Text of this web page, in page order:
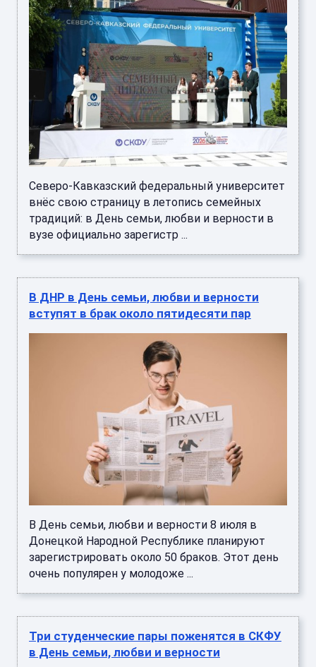
Северо‑Кавказский федеральный университет
внёс свою страницу в летопись семейных
традиций: в День семьи, любви и верности в
вузе официально зарегистр ...
В ДНР в День семьи, любви и верности
вступят в брак около пятидесяти пар
В День семьи, любви и верности 8 июля в
Донецкой Народной Республике планируют
зарегистрировать около 50 браков. Этот день
очень популярен у молодоже ...
Три студенческие пары поженятся в СКФУ
в День семьи, любви и верности